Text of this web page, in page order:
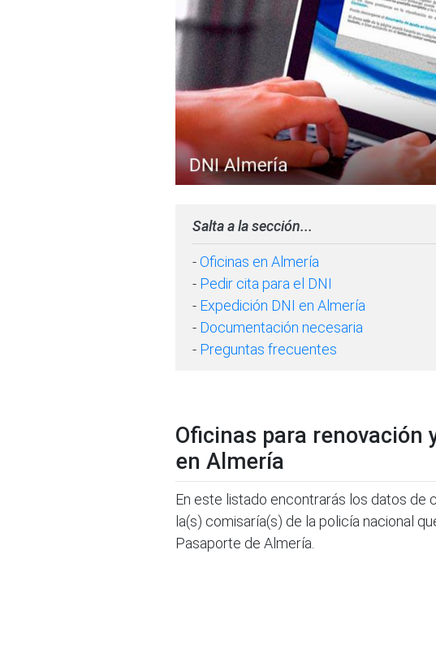
Salta a la sección...
-Oficinas en Almería
- Pedir cita para el DNI
- Expedición DNI en Almería
- Documentación necesaria
- Preguntas frecuentes
Oficinas para renovación
en Almería
En este listado encontrarás los datos de
la(s) comisaría(s) de la policía nacional
Pasaporte de Almería.